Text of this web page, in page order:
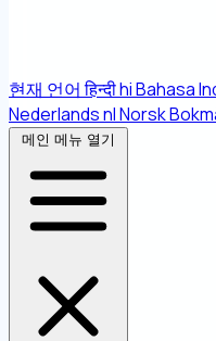
현재 언어 हिन्दीhiBahasa
NederlandsnlNorsk
메인 메뉴 열기